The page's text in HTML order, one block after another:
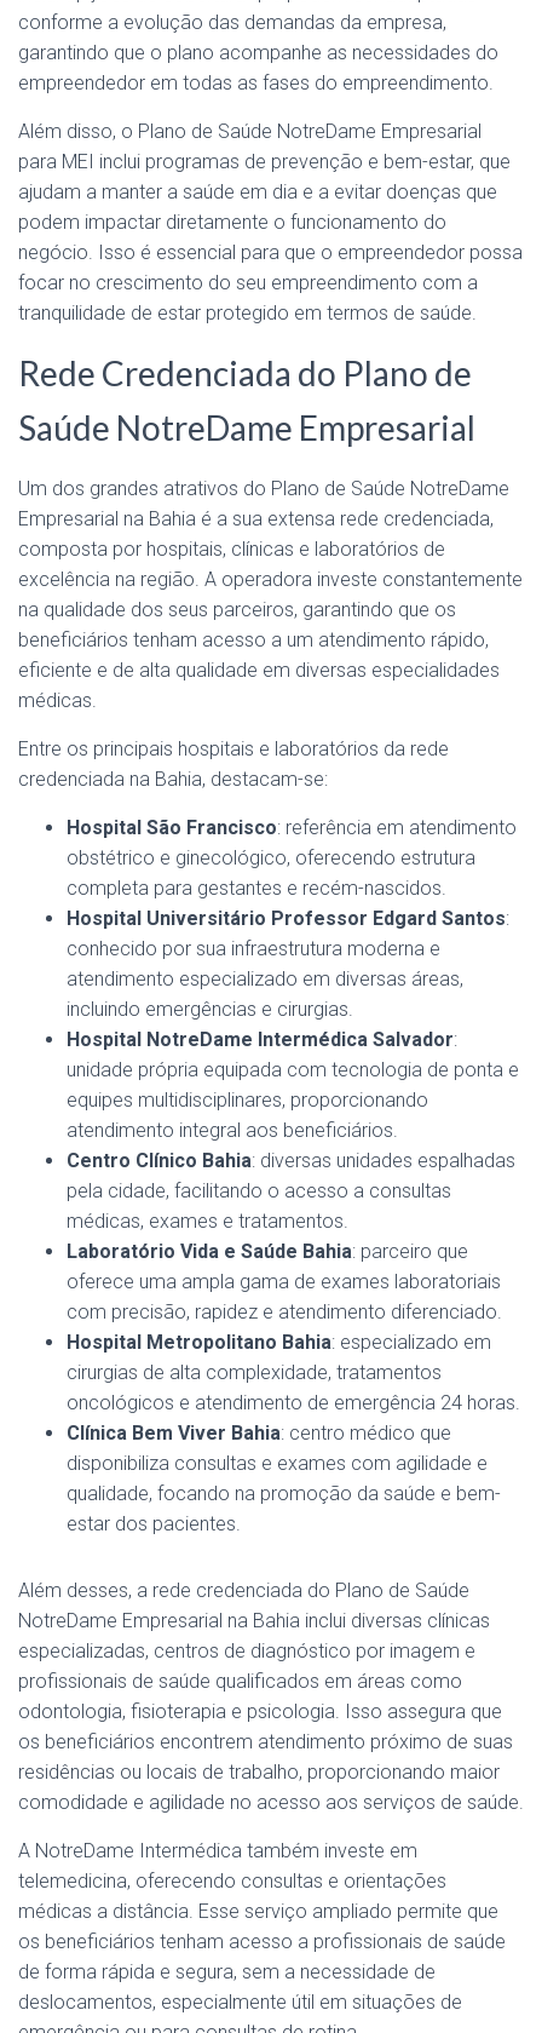
conforme a evolução das demandas da empresa,
garantindo que o plano acompanhe as necessidades do
empreendedor em todas as fases do empreendimento.
Além disso, o Plano de Saúde NotreDame Empresarial
para MEI inclui programas de prevenção e bem-estar, que
ajudam a manter a saúde em dia e a evitar doenças que
podem impactar diretamente o funcionamento do
negócio. Isso é essencial para que o empreendedor possa
focar no crescimento do seu empreendimento com a
tranquilidade de estar protegido em termos de saúde.
Rede Credenciada do Plano de
Saúde NotreDame Empresarial
Um dos grandes atrativos do Plano de Saúde NotreDame
Empresarial na Bahia é a sua extensa rede credenciada,
composta por hospitais, clínicas e laboratórios de
excelência na região. A operadora investe constantemente
na qualidade dos seus parceiros, garantindo que os
beneficiários tenham acesso a um atendimento rápido,
eficiente e de alta qualidade em diversas especialidades
médicas.
Entre os principais hospitais e laboratórios da rede
credenciada na Bahia, destacam-se:
Hospital São Francisco: referência em atendimento
obstétrico e ginecológico, oferecendo estrutura
completa para gestantes e recém-nascidos.
Hospital Universitário Professor Edgard Santos:
conhecido por sua infraestrutura moderna e
atendimento especializado em diversas áreas,
incluindo emergências e cirurgias.
Hospital NotreDame Intermédica Salvador:
unidade própria equipada com tecnologia de ponta e
equipes multidisciplinares, proporcionando
atendimento integral aos beneficiários.
Centro Clínico Bahia: diversas unidades espalhadas
pela cidade, facilitando o acesso a consultas
médicas, exames e tratamentos.
Laboratório Vida e Saúde Bahia: parceiro que
oferece uma ampla gama de exames laboratoriais
com precisão, rapidez e atendimento diferenciado.
Hospital Metropolitano Bahia: especializado em
cirurgias de alta complexidade, tratamentos
oncológicos e atendimento de emergência 24 horas.
Clínica Bem Viver Bahia: centro médico que
disponibiliza consultas e exames com agilidade e
qualidade, focando na promoção da saúde e bem-
estar dos pacientes.
Além desses, a rede credenciada do Plano de Saúde
NotreDame Empresarial na Bahia inclui diversas clínicas
especializadas, centros de diagnóstico por imagem e
profissionais de saúde qualificados em áreas como
odontologia, fisioterapia e psicologia. Isso assegura que
os beneficiários encontrem atendimento próximo de suas
residências ou locais de trabalho, proporcionando maior
comodidade e agilidade no acesso aos serviços de saúde.
A NotreDame Intermédica também investe em
telemedicina, oferecendo consultas e orientações
médicas a distância. Esse serviço ampliado permite que
os beneficiários tenham acesso a profissionais de saúde
de forma rápida e segura, sem a necessidade de
deslocamentos, especialmente útil em situações de